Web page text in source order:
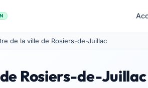
de la ville de Rosiers-de-Juillac
Rosiers-de-Juillac